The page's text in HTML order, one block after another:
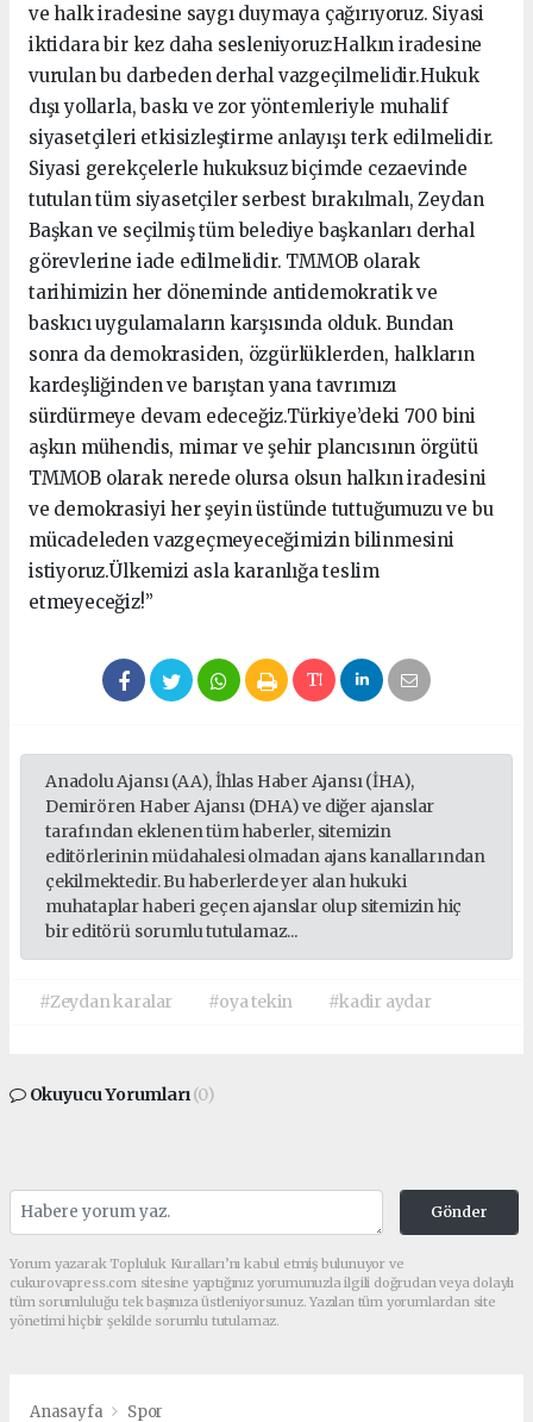
ve halk iradesine saygı duymaya çağırıyoruz. Siyasi
iktidara bir kez daha sesleniyoruz:Halkın iradesine
vurulan bu darbeden derhal vazgeçilmelidir.Hukuk
dışı yollarla, baskı ve zor yöntemleriyle muhalif
siyasetçileri etkisizleştirme anlayışı terk edilmelidir.
Siyasi gerekçelerle hukuksuz biçimde cezaevinde
tutulan tüm siyasetçiler serbest bırakılmalı, Zeydan
Başkan ve seçilmiş tüm belediye başkanları derhal
görevlerine iade edilmelidir. TMMOB olarak
tarihimizin her döneminde antidemokratik ve
baskıcı uygulamaların karşısında olduk. Bundan
sonra da demokrasiden, özgürlüklerden, halkların
kardeşliğinden ve barıştan yana tavrımızı
sürdürmeye devam edeceğiz.Türkiye’deki 700 bini
aşkın mühendis, mimar ve şehir plancısının örgütü
TMMOB olarak nerede olursa olsun halkın iradesini
ve demokrasiyi her şeyin üstünde tuttuğumuzu ve bu
mücadeleden vazgeçmeyeceğimizin bilinmesini
istiyoruz.Ülkemizi asla karanlığa teslim
etmeyeceğiz!”
Anadolu Ajansı (AA), İhlas Haber Ajansı (İHA),
Demirören Haber Ajansı (DHA) ve diğer ajanslar
tarafından eklenen tüm haberler, sitemizin
editörlerinin müdahalesi olmadan ajans kanallarından
çekilmektedir. Bu haberlerde yer alan hukuki
muhataplar haberi geçen ajanslar olup sitemizin hiç
bir editörü sorumlu tutulamaz...
#Zeydan karalar #oya tekin #kadir aydar
Okuyucu Yorumları(0)
Gönder
Yorum yazarak Topluluk Kuralları’nı kabul etmiş bulunuyor ve
cukurovapress.com sitesine yaptığınız yorumunuzla ilgili doğrudan veya dolaylı
tüm sorumluluğu tek başınıza üstleniyorsunuz. Yazılan tüm yorumlardan site
yönetimi hiçbir şekilde sorumlu tutulamaz.
Anasayfa Spor